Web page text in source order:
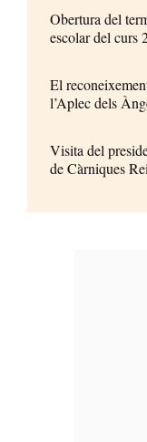
Obertura del
escolar del curs
El
l’Aplec dels
Visita del
de Càrniques